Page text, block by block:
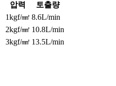
압력
토출량
1kgf/㎟ 8.6L/min
2kgf/㎟ 10.8L/min
3kgf/㎟ 13.5L/min